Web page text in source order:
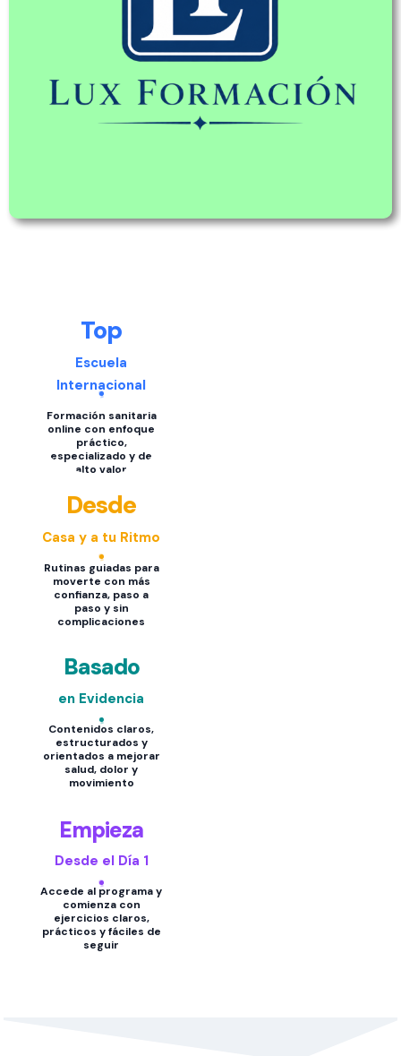
Top
Escuela
Internacional
Formación sanitaria
online con enfoque
práctico,
especializado y de
alto valor
Desde
Casa y a tu Ritmo
Rutinas guiadas para
moverte con más
confianza, paso a
paso y sin
complicaciones
Basado
en Evidencia
Contenidos claros,
estructurados y
orientados a mejorar
salud, dolor y
movimiento
Empieza
Desde el Día 1
Accede al programa y
comienza con
ejercicios claros,
prácticos y fáciles de
seguir